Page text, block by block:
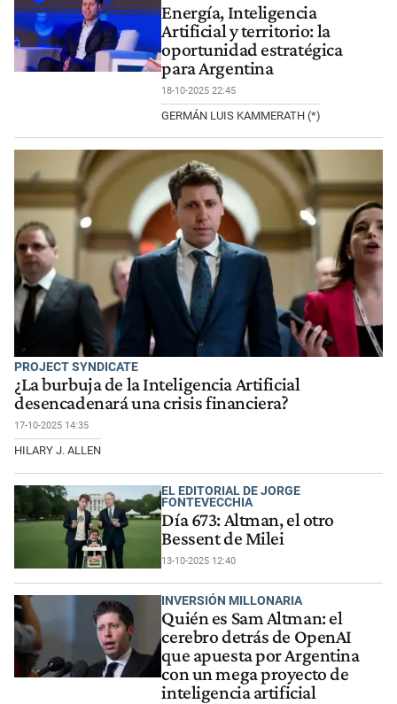
Energía, Inteligencia
Artificial y territorio: la
oportunidad estratégica
para Argentina
18-10-2025 22:45
GERMÁN LUIS KAMMERATH (*)
PROJECT SYNDICATE
¿La burbuja de la Inteligencia Artificial
desencadenará una crisis financiera?
17-10-2025 14:35
HILARY J. ALLEN
EL EDITORIAL DE JORGE
FONTEVECCHIA
Día 673: Altman, el otro
Bessent de Milei
13-10-2025 12:40
INVERSIÓN MILLONARIA
Quién es Sam Altman: el
cerebro detrás de OpenAI
que apuesta por Argentina
con un mega proyecto de
inteligencia artificial